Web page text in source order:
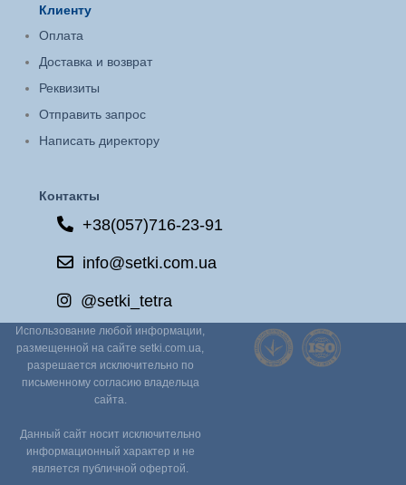
Клиенту
Оплата
Доставка и возврат
Реквизиты
Отправить запрос
Написать директору
Контакты
+38(057)716-23-91
info@setki.com.ua
@setki_tetra
Использование любой информации,
размещенной на сайте setki.com.ua,
разрешается исключительно по
письменному согласию владельца
сайта.
Данный сайт носит исключительно
информационный характер и не
является публичной офертой.